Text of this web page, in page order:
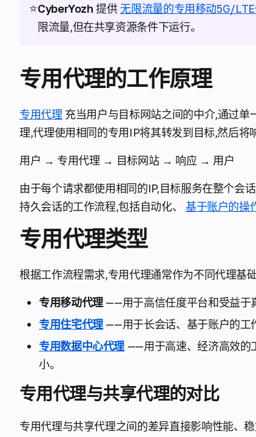
⭐CyberYozh 提供 无限流量的专用移动5G/
限流量,但在共享资源条件下运行。
专用代理的工作原理
专用代理 充当用户与目标网站之间的中介,通过
理,代理使用相同的专用IP将其转发到目标,然后将
用户 → 专用代理 → 目标网站 → 响应 → 用户
由于每个请求都使用相同的IP,目标服务在整个会
持久会话的工作流程,包括自动化、 基于账户的操
专用代理类型
根据工作流程需求,专用代理通常作为不同代理基
专用移动代理——用于高信任度平台和受益于
专用住宅代理——用于长会话、基于账户的工
专用数据中心代理 ——用于高速、经济高效的
小。
专用代理与共享代理的对比
专用代理与共享代理之间的差异直接影响性能、稳